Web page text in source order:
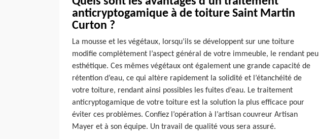
anticryptogamique à de toiture Saint Martin
Curton ?
La mousse et les végétaux, lorsqu’ils se développent sur une toiture
modifie complètement l’aspect général de votre immeuble, le rendant peu
esthétique. Ces mêmes végétaux ont également une grande capacité de
rétention d’eau, ce qui altère rapidement la solidité et l’étanchéité de
votre toiture, rendant ainsi possibles les fuites d’eau. Le traitement
anticryptogamique de votre toiture est la solution la plus efficace pour
éviter ces problèmes. Confiez l’opération à l’artisan couvreur Artisan
Mayer et à son équipe. Un travail de qualité vous sera assuré.